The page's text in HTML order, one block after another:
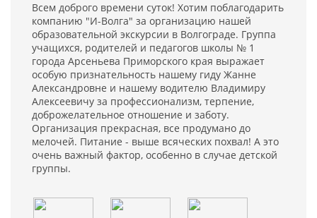
Всем доброго времени суток! Хотим поблагодарить
компанию "И-Волга" за организацию нашей
образовательной экскурсии в Волгограде. Группа
учащихся, родителей и педагогов школы № 1
города Арсеньева Приморского края выражает
особую признательность нашему гиду Жанне
Александровне и нашему водителю Владимиру
Алексеевичу за профессионализм, терпение,
доброжелательное отношение и заботу.
Организация прекрасная, все продумано до
мелочей. Питание - выше всяческих похвал! А это
очень важный фактор, особенно в случае детской
группы.